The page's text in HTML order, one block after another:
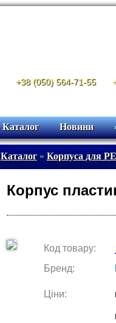
+38 (050) 564-71-55
Каталог Новини
Каталог» Корпуса для
Корпус
Код товару:
Бренд:
Ціни: